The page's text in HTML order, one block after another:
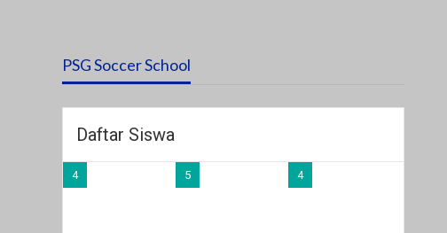
PSG Soccer School
Daftar Siswa
4 5 4